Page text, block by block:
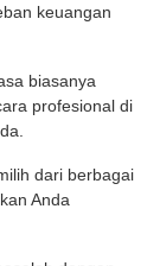
keuangan
biasanya
profesional di
dari berbagai
Anda